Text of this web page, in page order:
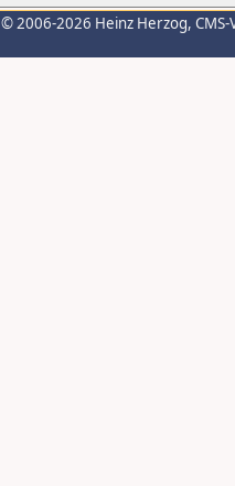
© 2006-2026 Heinz Herzog,